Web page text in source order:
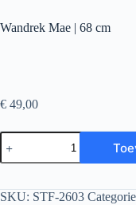
Wandrek Mae | 68 cm
€ 49,00
SKU: STF-2603